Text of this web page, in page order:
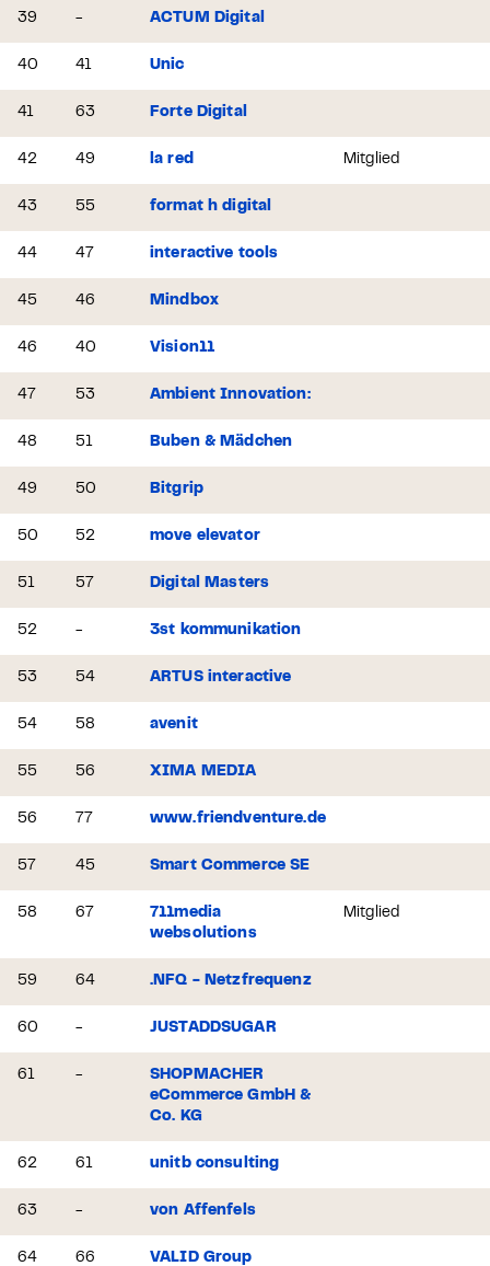
39 - ACTUM Digital
40 41 Unic
41 63 Forte Digital
42 49 la red Mitglied
43 55 format h digital
44 47 interactive tools
45 46 Mindbox
46 40 Vision11
47 53 Ambient Innovation:
48 51 Buben & Mädchen
49 50 Bitgrip
50 52 move elevator
51 57 Digital Masters
52 - 3st kommunikation
53 54 ARTUS interactive
54 58 avenit
55 56 XIMA MEDIA
56 77 www.friendventure.de
57 45 Smart Commerce SE
58 67
711media
websolutions
Mitglied
59 64 .NFQ - Netzfrequenz
60 - JUSTADDSUGAR
61 -
SHOPMACHER
eCommerce GmbH &
Co. KG
62 61 unitb consulting
63 - von Affenfels
64 66 VALID Group